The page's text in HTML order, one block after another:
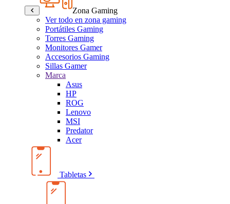
Zona Gaming
Ver todo en zona gaming
Portátiles Gaming
Torres Gaming
Monitores Gamer
Accesorios Gaming
Sillas Gamer
Marca
Asus
HP
ROG
Lenovo
MSI
Predator
Acer
Tabletas